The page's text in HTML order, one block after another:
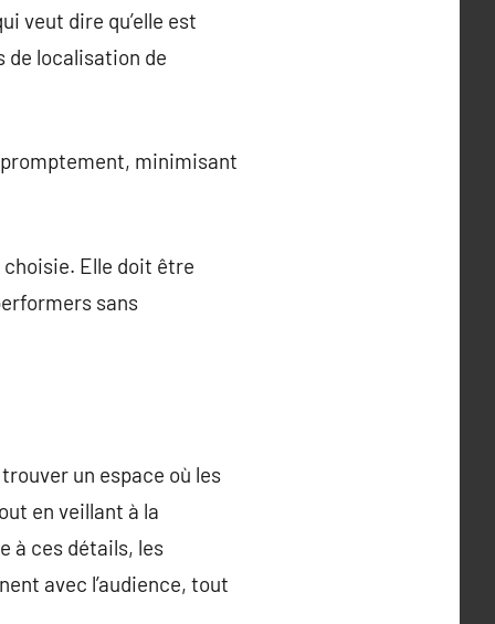
veut dire qu’elle est
de localisation de
promptement, minimisant
Elle doit être
sans
un espace où les
en veillant à la
à ces détails, les
avec l’audience, tout